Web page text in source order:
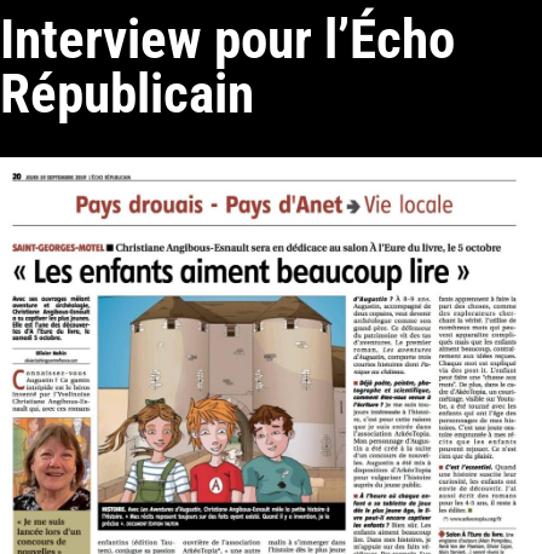
Interview pour l’Écho
Républicain